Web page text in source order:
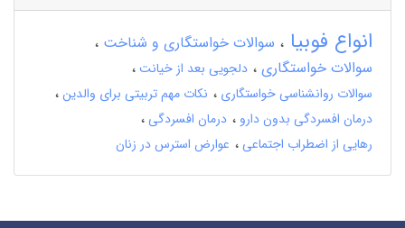
انواع فوبیا
سوالات خواستگاری و شناخت
سوالات خواستگاری
دلجویی بعد از خیانت
سوالات روانشناسی خواستگاری
نکات مهم تربیتی برای والدین
درمان افسردگی بدون دارو
درمان افسردگی
رهایی از اضطراب اجتماعی
عوارض استرس در زنان